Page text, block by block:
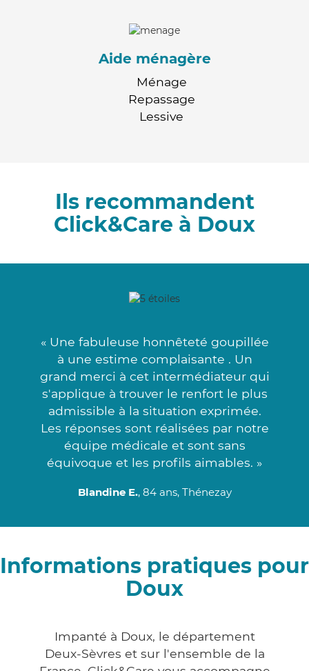
Aide ménagère
Ménage
Repassage
Lessive
Ils recommandent
Click&Care à Doux
« Une fabuleuse honnêteté goupillée
à une estime complaisante . Un
grand merci à cet intermédiateur qui
s'applique à trouver le renfort le plus
admissible à la situation exprimée.
Les réponses sont réalisées par notre
équipe médicale et sont sans
équivoque et les profils aimables. »
Blandine E., 84 ans, Thénezay
Informations pratiques pour
Doux
Impanté à Doux, le département
Deux-Sèvres et sur l'ensemble de la